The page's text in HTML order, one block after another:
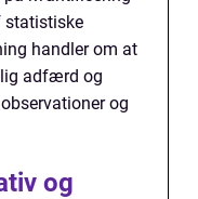
handler om at
adfærd og
og
og